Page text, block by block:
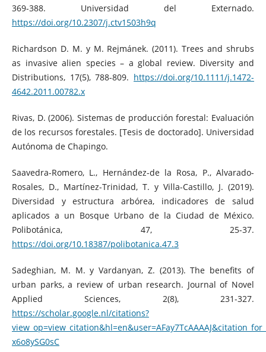
369-388. Universidad del Externado.
https://doi.org/10.2307/j.ctv1503h9q
Richardson D. M. y M. Rejmánek. (2011). Trees and shrubs
as invasive alien species – a global review. Diversity and
Distributions, 17(5), 788-809. https://doi.org/10.1111/j.1472-
4642.2011.00782.x
Rivas, D. (2006). Sistemas de producción forestal: Evaluación
de los recursos forestales. [Tesis de doctorado]. Universidad
Autónoma de Chapingo.
Saavedra-Romero, L., Hernández-de la Rosa, P., Alvarado-
Rosales, D., Martínez-Trinidad, T. y Villa-Castillo, J. (2019).
Diversidad y estructura arbórea, indicadores de salud
aplicados a un Bosque Urbano de la Ciudad de México.
Polibotánica, 47, 25-37.
https://doi.org/10.18387/polibotanica.47.3
Sadeghian, M. M. y Vardanyan, Z. (2013). The benefits of
urban parks, a review of urban research. Journal of Novel
Applied Sciences, 2(8), 231-327.
https://scholar.google.nl/citations?
x6o8ySG0sC